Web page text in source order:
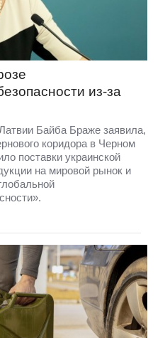
из-за
Байба Браже заявила,
коридора в Черном
поставки украинской
на мировой рынок и